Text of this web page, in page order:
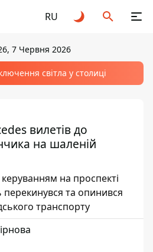
RU
7 Червня 2026
світла у столиці
вилетів до
на шаленій
на проспекті
перекинувся та опинився
транспорту